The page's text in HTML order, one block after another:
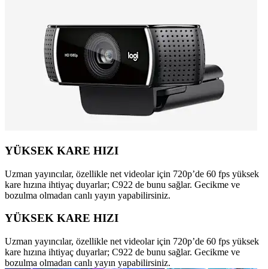
YÜKSEK KARE HIZI
Uzman yayıncılar, özellikle net videolar için 720p’de 60 fps yüksek
kare hızına ihtiyaç duyarlar; C922 de bunu sağlar. Gecikme ve
bozulma olmadan canlı yayın yapabilirsiniz.
YÜKSEK KARE HIZI
Uzman yayıncılar, özellikle net videolar için 720p’de 60 fps yüksek
kare hızına ihtiyaç duyarlar; C922 de bunu sağlar. Gecikme ve
bozulma olmadan canlı yayın yapabilirsiniz.